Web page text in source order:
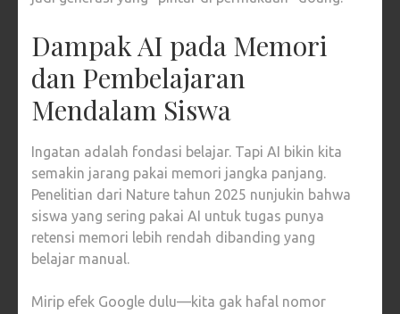
Dampak AI pada Memori
dan Pembelajaran
Mendalam Siswa
Ingatan adalah fondasi belajar. Tapi AI bikin kita
semakin jarang pakai memori jangka panjang.
Penelitian dari Nature tahun 2025 nunjukin bahwa
siswa yang sering pakai AI untuk tugas punya
retensi memori lebih rendah dibanding yang
belajar manual.
Mirip efek Google dulu—kita gak hafal nomor